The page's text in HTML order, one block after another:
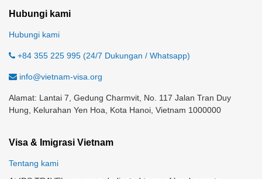
Hubungi kami
Hubungi kami
+84 355 225 995 (24/7 Dukungan / Whatsapp)
info@vietnam-visa.org
Alamat: Lantai 7, Gedung Charmvit, No. 117 Jalan Tran Duy
Hung, Kelurahan Yen Hoa, Kota Hanoi, Vietnam 1000000
Visa & Imigrasi Vietnam
Tentang kami